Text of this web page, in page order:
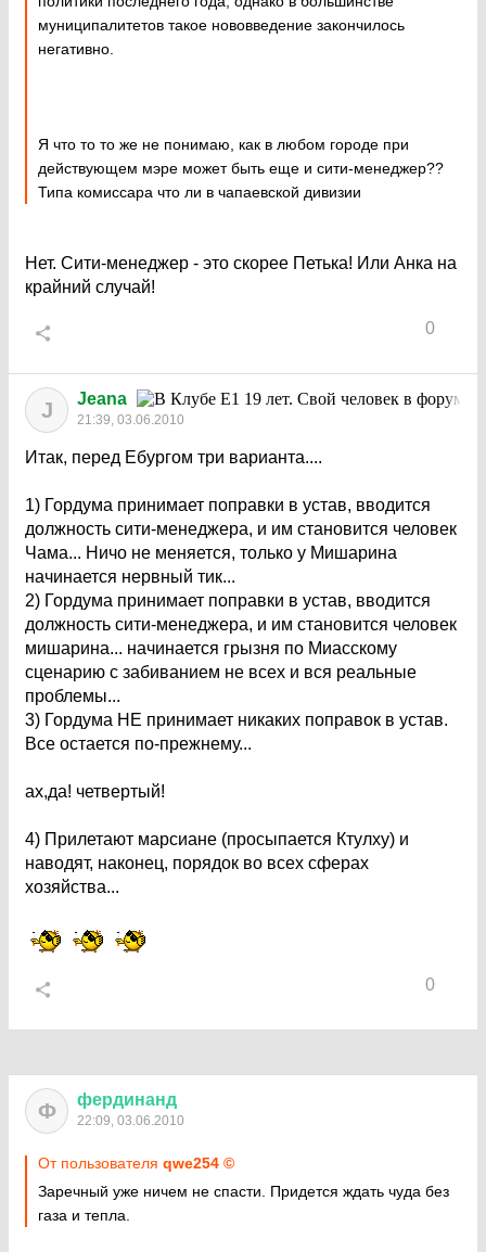
муниципалитетов такое нововведение закончилось
негативно.
Я что то то же не понимаю, как в любом городе при
действующем мэре может быть еще и сити-менеджер??
Типа комиссара что ли в чапаевской дивизии
Нет. Сити-менеджер - это скорее Петька! Или Анка на
крайний случай!
0
J Jeana
21:39, 03.06.2010
Итак, перед Ебургом три варианта....
1) Гордума принимает поправки в устав, вводится
должность сити-менеджера, и им становится человек
Чама... Ничо не меняется, только у Мишарина
начинается нервный тик...
2) Гордума принимает поправки в устав, вводится
должность сити-менеджера, и им становится человек
мишарина... начинается грызня по Миасскому
сценарию с забиванием не всех и вся реальные
проблемы...
3) Гордума НЕ принимает никаких поправок в устав.
Все остается по-прежнему...
ах,да! четвертый!
4) Прилетают марсиане (просыпается Ктулху) и
наводят, наконец, порядок во всех сферах
хозяйства...
0
Ф фердинанд
22:09, 03.06.2010
От пользователя qwe254 ©
Заречный уже ничем не спасти. Придется ждать чуда без
газа и тепла.